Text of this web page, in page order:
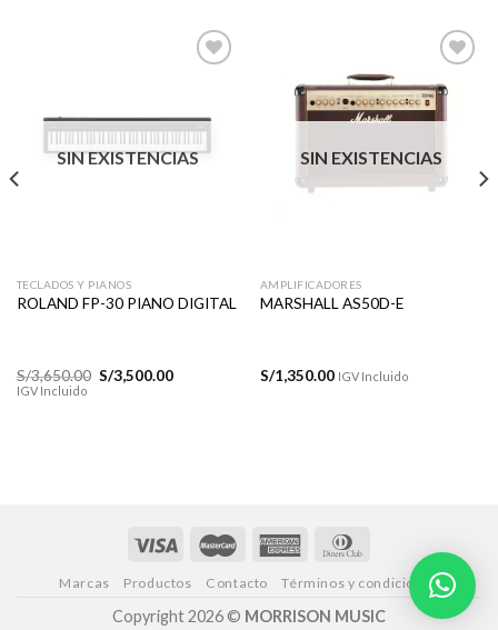
Añadir
a la
lista de
deseos
SIN EXISTENCIAS
TECLADOS Y PIANOS
ROLAND FP-30 PIANO DIGITAL
S/3,650.00 El
precio
S/3,500.00El
IGV Incluido
Añadir
lista de
deseos
SIN EXISTENCIAS
AMPLIFICADORES
MARSHALL AS50D-E
S/1,350.00 IGV Incluido
Marcas Productos Contacto Términos y condiciones
Copyright 2026 © MORRISON MUSIC